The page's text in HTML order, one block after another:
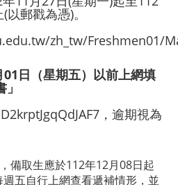
郵戳為憑)。
zh_tw/Freshmen01/
日（星期五）以前上網填
，逾期視為
備取生應於112年12月08日起
五自行上網查看遞補情形，並